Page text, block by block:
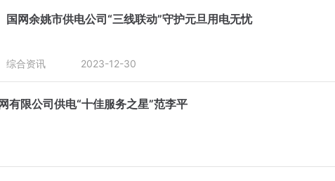
国网余姚市供电公司“三线联动”守护元旦用电无忧
综合资讯 2023-12-30
限公司供电“十佳服务之星”范李平